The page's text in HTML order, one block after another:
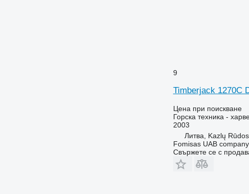
9
Timberjack 1270C
Цена при поискване
Горска техника -
2003
Литва, Kazlų Rūdos
Fomisas UAB company
Свържете се с